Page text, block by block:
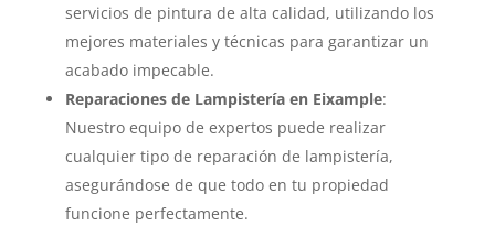
servicios de pintura de alta calidad, utilizando los
mejores materiales y técnicas para garantizar un
acabado impecable.
Reparaciones de Lampistería en Eixample:
Nuestro equipo de expertos puede realizar
cualquier tipo de reparación de lampistería,
asegurándose de que todo en tu propiedad
funcione perfectamente.